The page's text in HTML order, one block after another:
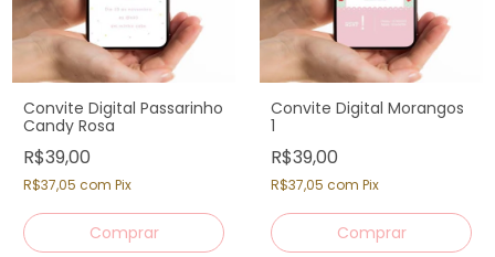
Convite Digital Passarinho
Candy Rosa
R$39,00
R$37,05 com Pix
Convite Digital Morangos
1
R$39,00
R$37,05 com Pix